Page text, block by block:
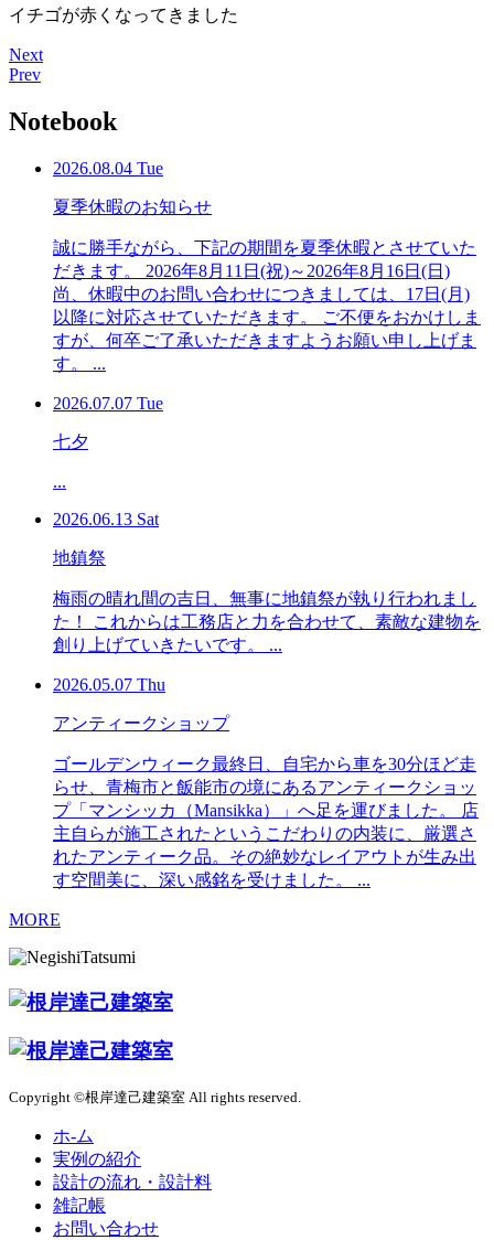
イチゴが赤くなってきました
Next
Prev
Notebook
2026.08.04 Tue
夏季休暇のお知らせ
誠に勝手ながら、下記の期間を夏季休暇とさせていた
だきます。 2026年8月11日(祝)～2026年8月16日(日)
尚、休暇中のお問い合わせにつきましては、17日(月)
以降に対応させていただきます。 ご不便をおかけしま
すが、何卒ご了承いただきますようお願い申し上げま
す。 ...
2026.07.07 Tue
七夕
...
2026.06.13 Sat
地鎮祭
梅雨の晴れ間の吉日、無事に地鎮祭が執り行われまし
た！ これからは工務店と力を合わせて、素敵な建物を
創り上げていきたいです。 ...
2026.05.07 Thu
アンティークショップ
ゴールデンウィーク最終日、自宅から車を30分ほど走
らせ、青梅市と飯能市の境にあるアンティークショッ
プ「マンシッカ（Mansikka）」へ足を運びました。 店
主自らが施工されたというこだわりの内装に、厳選さ
れたアンティーク品。その絶妙なレイアウトが生み出
す空間美に、深い感銘を受けました。 ...
MORE
Copyright ©根岸達己建築室 All rights reserved.
ホ-ム
実例の紹介
設計の流れ・設計料
雑記帳
お問い合わせ